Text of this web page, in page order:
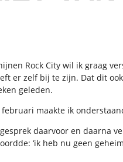
Rock City wil ik graag
er zelf bij te zijn. Dat dit
geleden.
maakte ik
daarvoor en daarna
‘ik heb nu geen